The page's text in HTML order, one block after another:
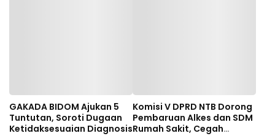
GAKADA BIDOM Ajukan 5
Tuntutan, Soroti Dugaan
Ketidaksesuaian Diagnosis
Komisi V DPRD NTB Dorong
Pembaruan Alkes dan SDM
Rumah Sakit, Cegah